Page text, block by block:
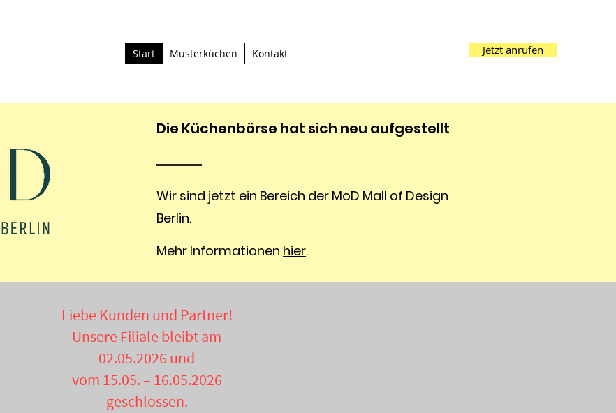
Start Musterküchen Kontakt Jetzt anrufen
Die Küchenbörse hat sich neu aufgestellt
Wir sind jetzt ein Bereich der MoD Mall of Design
Berlin.
Mehr Informationen hier.
Liebe Kunden und Partner!
Unsere Filiale bleibt am
02.05.2026 und
vom 15.05. – 16.05.2026
geschlossen.